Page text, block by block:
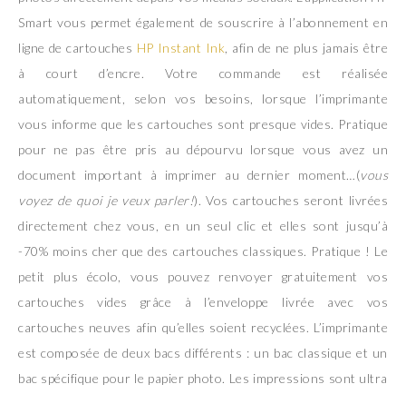
Smart vous permet également de souscrire à l’abonnement en
ligne de cartouches HP Instant Ink , afin de ne plus jamais être
à court d’encre. Votre commande est réalisée
automatiquement, selon vos besoins, lorsque l’imprimante
vous informe que les cartouches sont presque vides. Pratique
pour ne pas être pris au dépourvu lorsque vous avez un
document important à imprimer au dernier moment…(vous
voyez de quoi je veux parler!). Vos cartouches seront livrées
directement chez vous, en un seul clic et elles sont jusqu’à
-70% moins cher que des cartouches classiques. Pratique ! Le
petit plus écolo, vous pouvez renvoyer gratuitement vos
cartouches vides grâce à l’enveloppe livrée avec vos
cartouches neuves afin qu’elles soient recyclées. L’imprimante
est composée de deux bacs différents : un bac classique et un
bac spécifique pour le papier photo. Les impressions sont ultra